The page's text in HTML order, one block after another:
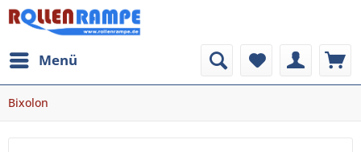
Menü
Bixolon